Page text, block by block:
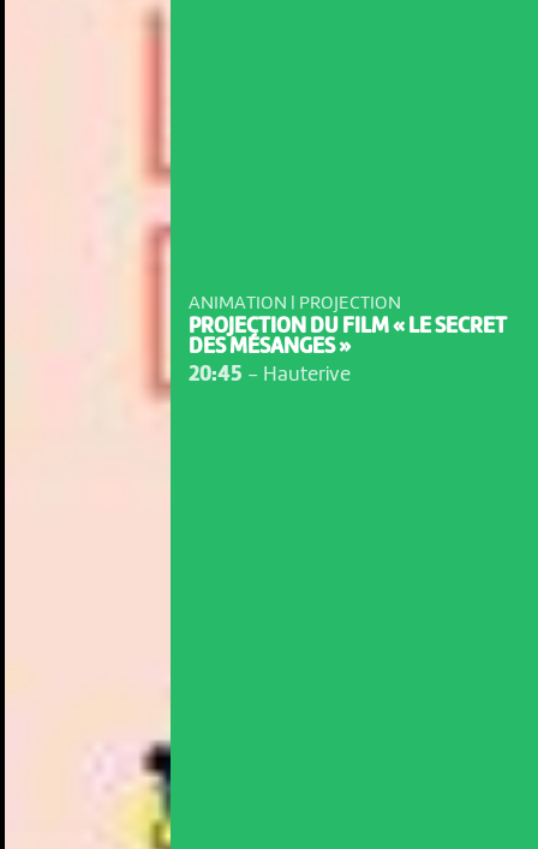
ANIMATION | PROJECTION
PROJECTION DU FILM « LE SECRET
DES MÉSANGES »
20:45 - Hauterive